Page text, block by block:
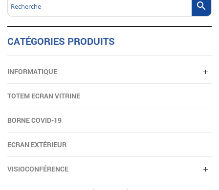
CATÉGORIES PRODUITS
INFORMATIQUE
TOTEM ECRAN VITRINE
BORNE COVID-19
ECRAN EXTÉRIEUR
VISIOCONFÉRENCE